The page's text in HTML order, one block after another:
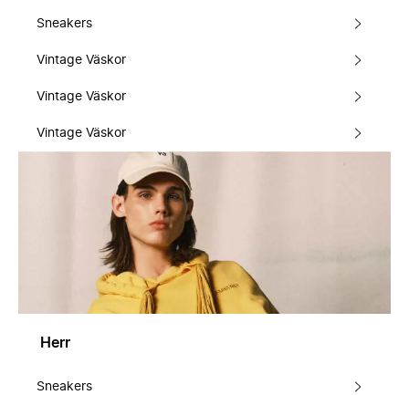
Sneakers
Vintage Väskor
Vintage Väskor
Vintage Väskor
Herr
Sneakers